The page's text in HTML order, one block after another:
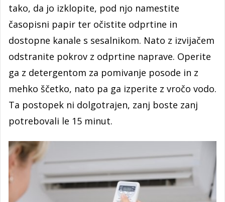
tako, da jo izklopite, pod njo namestite
časopisni papir ter očistite odprtine in
dostopne kanale s sesalnikom. Nato z izvijačem
odstranite pokrov z odprtine naprave. Operite
ga z detergentom za pomivanje posode in z
mehko ščetko, nato pa ga izperite z vročo vodo.
Ta postopek ni dolgotrajen, zanj boste zanj
potrebovali le 15 minut.